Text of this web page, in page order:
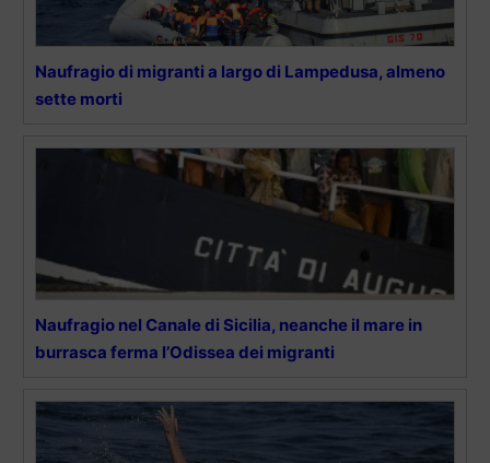
Naufragio di migranti a largo di Lampedusa, almeno
sette morti
Naufragio nel Canale di Sicilia, neanche il mare in
burrasca ferma l’Odissea dei migranti